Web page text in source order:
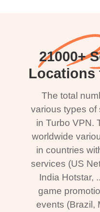
21000+
Locations
The total
various types of
in Turbo VPN.
worldwide
in countries
services (US
India Hotstar,
game
events (Brazil,